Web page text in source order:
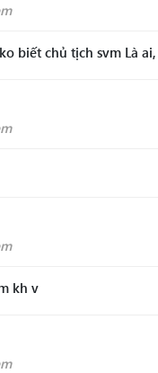
biết chủ tịch svm Là
kh v